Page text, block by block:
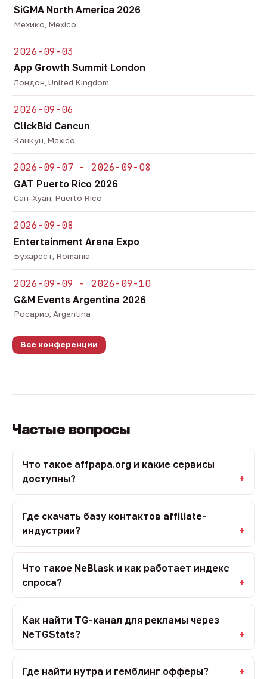
SiGMA North America 2026
Мехико, Mexico
2026-09-03
App Growth Summit London
Лондон, United Kingdom
2026-09-06
ClickBid Cancun
Канкун, Mexico
2026-09-07 - 2026-09-08
GAT Puerto Rico 2026
Сан-Хуан, Puerto Rico
2026-09-08
Entertainment Arena Expo
Бухарест, Romania
2026-09-09 - 2026-09-10
G&M Events Argentina 2026
Росарио, Argentina
Все конференции
Частые вопросы
Что такое affpapa.org и какие сервисы
доступны?
Где скачать базу контактов affiliate-
индустрии?
Что такое NeBlask и как работает индекс
спроса?
Как найти TG-канал для рекламы через
NeTGStats?
Где найти нутра и гемблинг офферы?